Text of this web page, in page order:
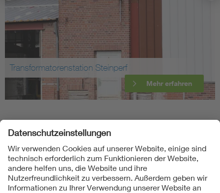
Transformatorenstation Steinperf
Mehr erfahren
Folgen Sie uns